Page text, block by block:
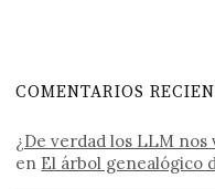
COMENTARIOS
¿De verdad los LLM nos
en El árbol genealógico